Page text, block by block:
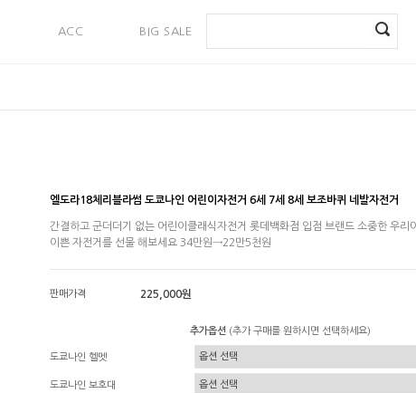
ACC BIG SALE
엘도라18체리블라썸 도쿄나인 어린이자전거 6세 7세 8세 보조바퀴 네발자전거
간결하고 군더더기 없는 어린이클래식자전거 롯데백화점 입점 브랜드 소중한 우리
이쁜 자전거를 선물 해보세요 34만원→22만5천원
판매가격 225,000원
추가옵션 (추가 구매를 원하시면 선택하세요)
도쿄나인 헬멧
도쿄나인 보호대